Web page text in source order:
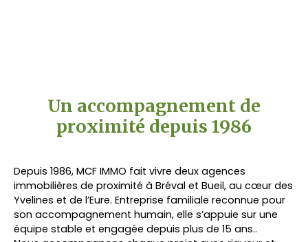
Un accompagnement de
proximité depuis 1986
Depuis 1986, MCF IMMO fait vivre deux agences
immobilières de proximité à Bréval et Bueil, au cœur des
Yvelines et de l’Eure. Entreprise familiale reconnue pour
son accompagnement humain, elle s’appuie sur une
équipe stable et engagée depuis plus de 15 ans..